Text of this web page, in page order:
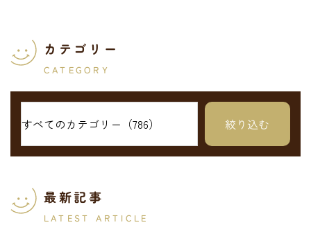
カテゴリー
CATEGORY
最新記事
LATEST ARTICLE